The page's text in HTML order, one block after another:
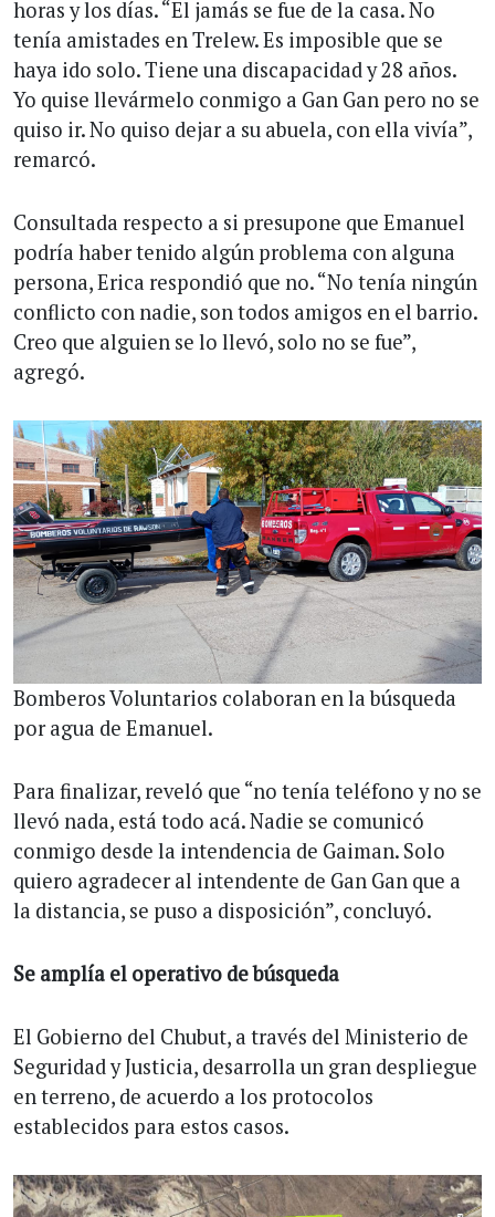
horas y los días. “El jamás se fue de la casa. No
tenía amistades en Trelew. Es imposible que se
haya ido solo. Tiene una discapacidad y 28 años.
Yo quise llevármelo conmigo a Gan Gan pero no se
quiso ir. No quiso dejar a su abuela, con ella vivía”,
remarcó.
Consultada respecto a si presupone que Emanuel
podría haber tenido algún problema con alguna
persona, Erica respondió que no. “No tenía ningún
conflicto con nadie, son todos amigos en el barrio.
Creo que alguien se lo llevó, solo no se fue”,
agregó.
Bomberos Voluntarios colaboran en la búsqueda
por agua de Emanuel.
Para finalizar, reveló que “no tenía teléfono y no se
llevó nada, está todo acá. Nadie se comunicó
conmigo desde la intendencia de Gaiman. Solo
quiero agradecer al intendente de Gan Gan que a
la distancia, se puso a disposición”, concluyó.
Se amplía el operativo de búsqueda
El Gobierno del Chubut, a través del Ministerio de
Seguridad y Justicia, desarrolla un gran despliegue
en terreno, de acuerdo a los protocolos
establecidos para estos casos.